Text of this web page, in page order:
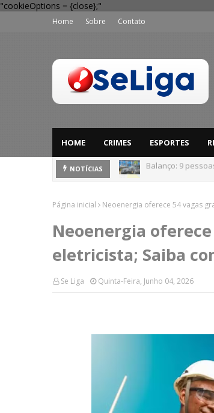
"cookieOptions = {close};"
Home Sobre Contato
HOME CRIMES ESPORTES
NOTÍCIAS 'Perigo potencial':
Página inicial Neoenergia oferece 54 vagas
Neoenergia
eletricista; Saiba
Se Liga Quinta-Feira, Junho 04, 2026